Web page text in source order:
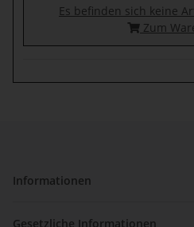
Es befinden sich keine
Zum
Informationen
Gesetzliche Informationen